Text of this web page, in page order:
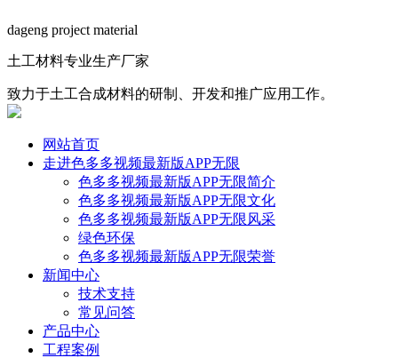
dageng project material
土工材料专业生产厂家
致力于土工合成材料的研制、开发和推广应用工作。
网站首页
走进色多多视频最新版APP无限
色多多视频最新版APP无限简介
色多多视频最新版APP无限文化
色多多视频最新版APP无限风采
绿色环保
色多多视频最新版APP无限荣誉
新闻中心
技术支持
常见问答
产品中心
工程案例